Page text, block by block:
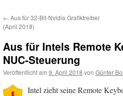
← Aus für 32-Bit-Nvidia Grafiktreiber
(April 2018)
Aus für Intels Remote
NUC-Steuerung
Veröffentlicht am 9. April 2018 von Günter
Intel zieht seine Remote